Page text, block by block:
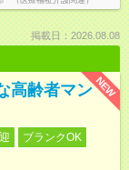
掲載日：2026.08.08
NEW
高齢者マン
ブランクOK